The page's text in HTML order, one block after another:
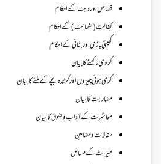
قصاص اور دیت کے احکام
کفالت (ضمانت) کے احکام
کھیتی باڑی اور بٹائی کے احکام
گروی رکھنے کا بیان
گری ہوئی چیزوں اورگمشدہ بچے کے ملنے کا بیان
مضاربت کا بیان
معاشرت کے آداب و حقوق کا بیان
مقالات ومضامین
میراث کے مسائل